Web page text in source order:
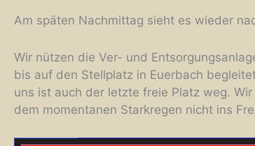
Am späten Nachmittag sieht es wieder
Wir nützen die Ver- und
bis auf den Stellplatz in Euerbach
uns ist auch der letzte freie Platz weg.
dem momentanen Starkregen nicht ins